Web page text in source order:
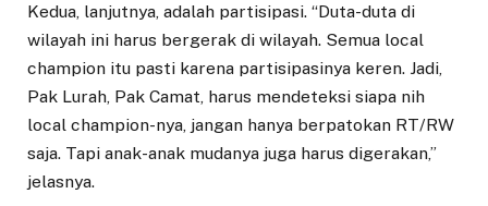
Kedua, lanjutnya, adalah partisipasi. “Duta-duta di
wilayah ini harus bergerak di wilayah. Semua local
champion itu pasti karena partisipasinya keren. Jadi,
Pak Lurah, Pak Camat, harus mendeteksi siapa nih
local champion-nya, jangan hanya berpatokan RT/RW
saja. Tapi anak-anak mudanya juga harus digerakan,”
jelasnya.